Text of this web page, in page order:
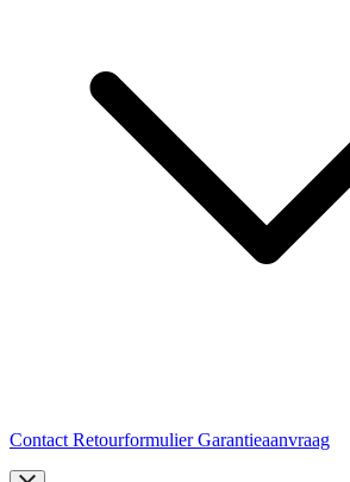
Contact RetourformulierGarantieaanvraag